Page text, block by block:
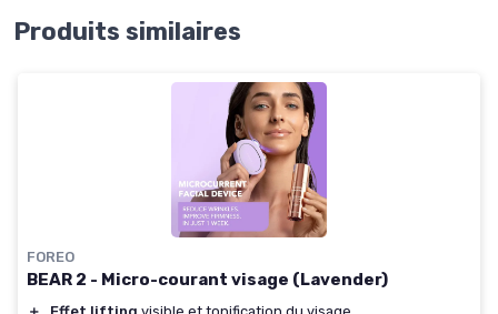
Produits similaires
FOREO
BEAR 2 - Micro-courant visage (Lavender)